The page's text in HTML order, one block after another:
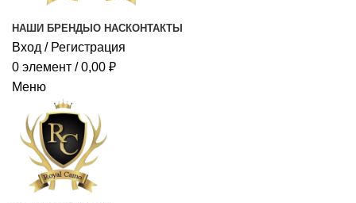
НАШИ БРЕНДЫ О НАСКОНТАКТЫ
Вход / Регистрация
0 элемент / 0,00 ₽
Меню